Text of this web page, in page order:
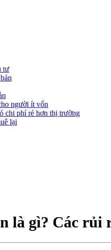
tư
người ít vốn
chi phí rẻ hơn thị trường
lại
là gì? Các rủi